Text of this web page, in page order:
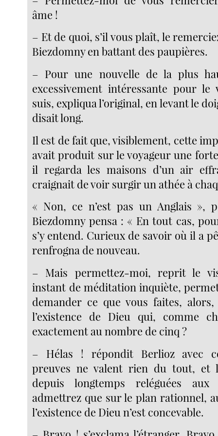
âme !
– Et de quoi, s’il vous plaît, le
Biezdomny en battant des paupières.
– Pour une nouvelle de la plus
excessivement intéressante pour le
suis, expliqua l’original, en levant le
disait long.
Il est de fait que, visiblement, cette
avait produit sur le voyageur une
il regarda les maisons d’un air
craignait de voir surgir un athée à
« Non, ce n’est pas un Anglais »,
Biezdomny pensa : « En tout cas,
s’y entend. Curieux de savoir où il a
renfrogna de nouveau.
– Mais permettez-moi, reprit le
instant de méditation inquiète,
demander ce que vous faites,
l’existence de Dieu qui, comme
exactement au nombre de cinq ?
– Hélas ! répondit Berlioz avec
preuves ne valent rien du tout, et
depuis longtemps reléguées aux
admettrez que sur le plan rationnel,
l’existence de Dieu n’est concevable.